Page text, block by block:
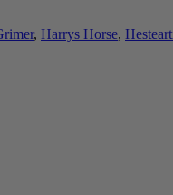
, Harrys Horse,